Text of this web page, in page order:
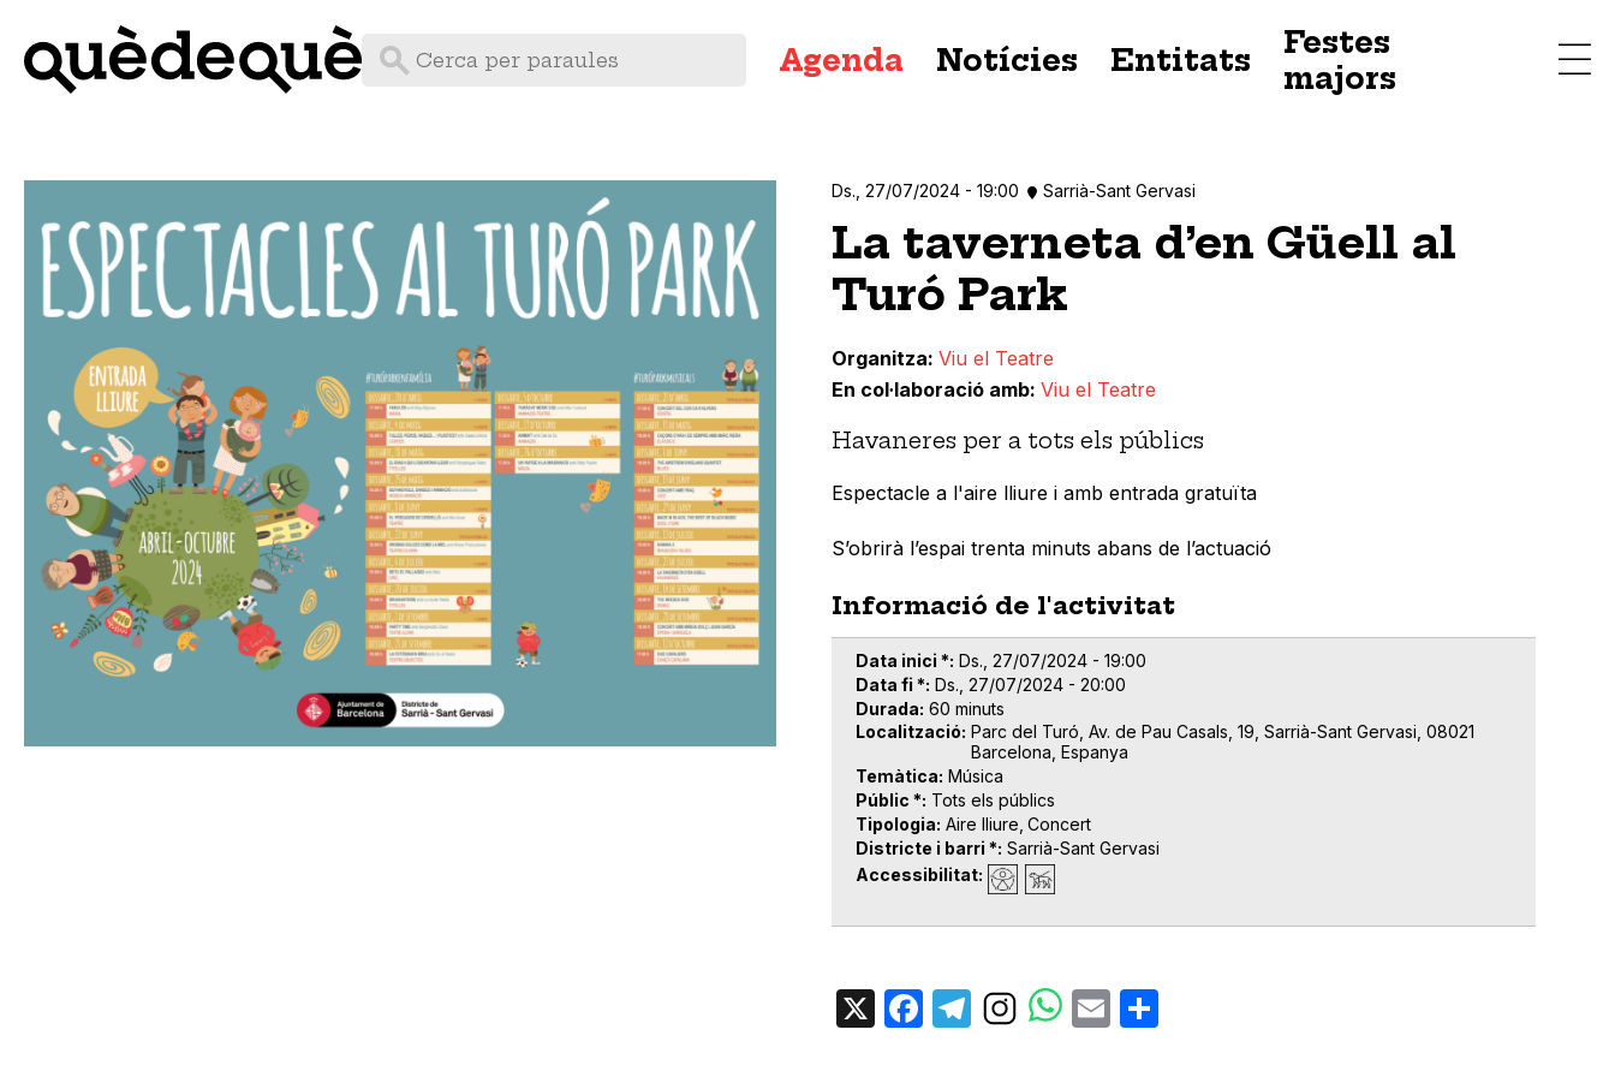
principal
Agenda Notícies Entitats
Festes
majors
Ds., 27/07/2024 - 19:00 Sarrià-Sant Gervasi
La taverneta d’en Güell al
Turó Park
Organitza Viu el Teatre
En col·laboració amb Viu el Teatre
Havaneres per a tots els públics
Espectacle a l'aire lliure i amb entrada gratuïta
S’obrirà l’espai trenta minuts abans de l’actuació
Informació de l'activitat
Data inici * Ds., 27/07/2024 - 19:00
Data fi * Ds., 27/07/2024 - 20:00
Durada 60 minuts
Localització Parc del Turó, Av. de Pau Casals, 19, Sarrià-Sant Gervasi, 08021
Barcelona, Espanya
Temàtica Música
Públic * Tots els públics
Tipologia Aire lliure Concert
Districte i barri * Sarrià-Sant Gervasi
Accessibilitat
X Facebook
TelegramEmail